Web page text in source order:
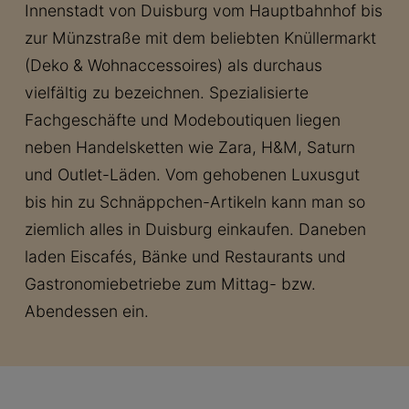
Innenstadt von Duisburg vom Hauptbahnhof bis
zur Münzstraße mit dem beliebten Knüllermarkt
(Deko & Wohnaccessoires) als durchaus
vielfältig zu bezeichnen. Spezialisierte
Fachgeschäfte und Modeboutiquen liegen
neben Handelsketten wie Zara, H&M, Saturn
und Outlet-Läden. Vom gehobenen Luxusgut
bis hin zu Schnäppchen-Artikeln kann man so
ziemlich alles in Duisburg einkaufen. Daneben
laden Eiscafés, Bänke und Restaurants und
Gastronomiebetriebe zum Mittag- bzw.
Abendessen ein.